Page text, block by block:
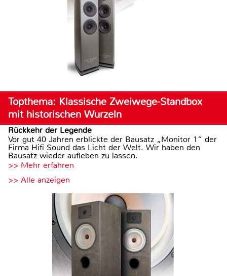
Topthema: Klassische Zweiwege-Standbox
mit historischen Wurzeln
Rückkehr der Legende
Vor gut 40 Jahren erblickte der Bausatz „Monitor 1“ der
Firma Hifi Sound das Licht der Welt. Wir haben den
Bausatz wieder aufleben zu lassen.
>> Mehr erfahren
>> Alle anzeigen